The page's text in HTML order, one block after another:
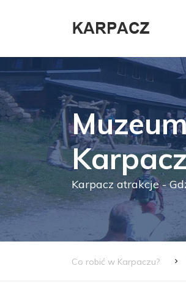
Karpacz atrakcje -
Co robić w Karpaczu?